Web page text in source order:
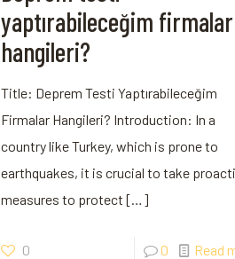
yaptırabileceğim firmalar
hangileri?
Title: Deprem Testi Yaptırabileceğim
Firmalar Hangileri? Introduction: In a
country like Turkey, which is prone to
earthquakes, it is crucial to take
measures to protect […]
0 0 Read